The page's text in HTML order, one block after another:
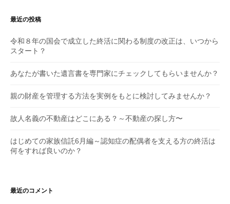
最近の投稿
令和８年の国会で成立した終活に関わる制度の改正は、いつから
スタート？
あなたが書いた遺言書を専門家にチェックしてもらいませんか？
親の財産を管理する方法を実例をもとに検討してみませんか？
故人名義の不動産はどこにある？～不動産の探し方〜
はじめての家族信託6月編～認知症の配偶者を支える方の終活は
何をすれば良いのか？
最近のコメント